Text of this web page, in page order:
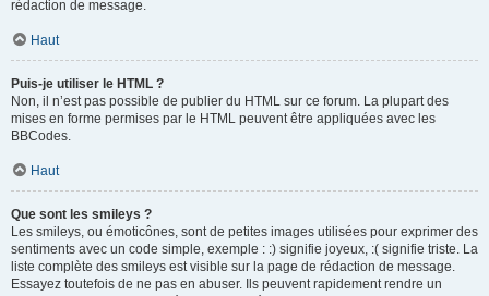
rédaction de message.
Haut
Puis-je utiliser le HTML ?
Non, il n’est pas possible de publier du HTML sur ce forum. La plupart des
mises en forme permises par le HTML peuvent être appliquées avec les
BBCodes.
Haut
Que sont les smileys ?
Les smileys, ou émoticônes, sont de petites images utilisées pour exprimer des
sentiments avec un code simple, exemple : :) signifie joyeux, :( signifie triste. La
liste complète des smileys est visible sur la page de rédaction de message.
Essayez toutefois de ne pas en abuser. Ils peuvent rapidement rendre un